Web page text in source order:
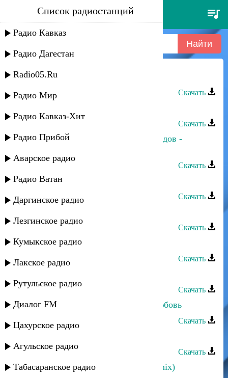
рашид магомедов - даргинская
Список радиостанций
Радио Кавказ
Радио Дагестан
Radio05.Ru
Радио Мир
Радио Кавказ-Хит
Радио Прибой
Аварское радио
Радио Ватан
Даргинское радио
Лезгинское радио
Кумыкское радио
Лакское радио
Рутульское радио
Диалог FM
Цахурское радио
Агульское радио
Табасаранское радио
Рашид Магомедов - Даргинская
Скачать
Скачать
Пазилат Омарова и Рашид Магомедов -
Скачать
Рашид Магомедов - Вари вари
Скачать
Скачать
Рашид Магомедов - Моя нежность
Скачать
Скачать
Рашид Магомедов - Верни мою любовь
Скачать
Скачать
Рашид Магомедов - Посмотри (remix)